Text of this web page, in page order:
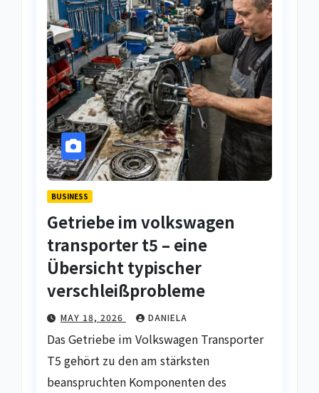
BUSINESS
Getriebe im volkswagen
transporter t5 – eine
Übersicht typischer
verschleißprobleme
MAY 18, 2026 DANIELA
Das Getriebe im Volkswagen Transporter
T5 gehört zu den am stärksten
beanspruchten Komponenten des